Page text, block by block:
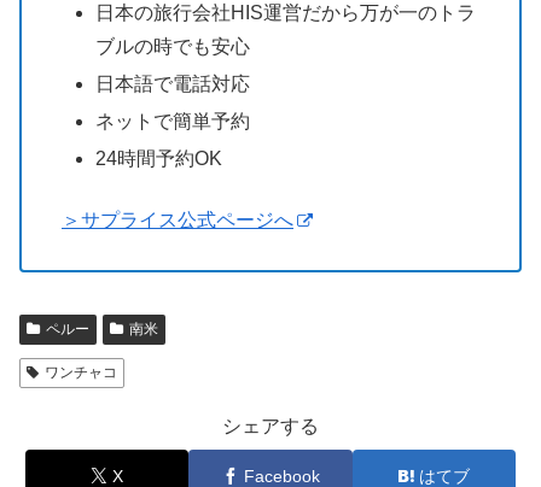
日本の旅行会社HIS運営だから万が一のトラ
ブルの時でも安心
日本語で電話対応
ネットで簡単予約
24時間予約OK
＞サプライス公式ページへ
ペルー 南米
ワンチャコ
シェアする
X Facebook はてブ